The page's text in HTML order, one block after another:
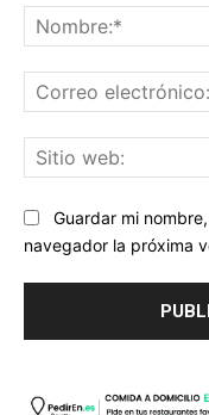
Guardar mi
navegador la próxima